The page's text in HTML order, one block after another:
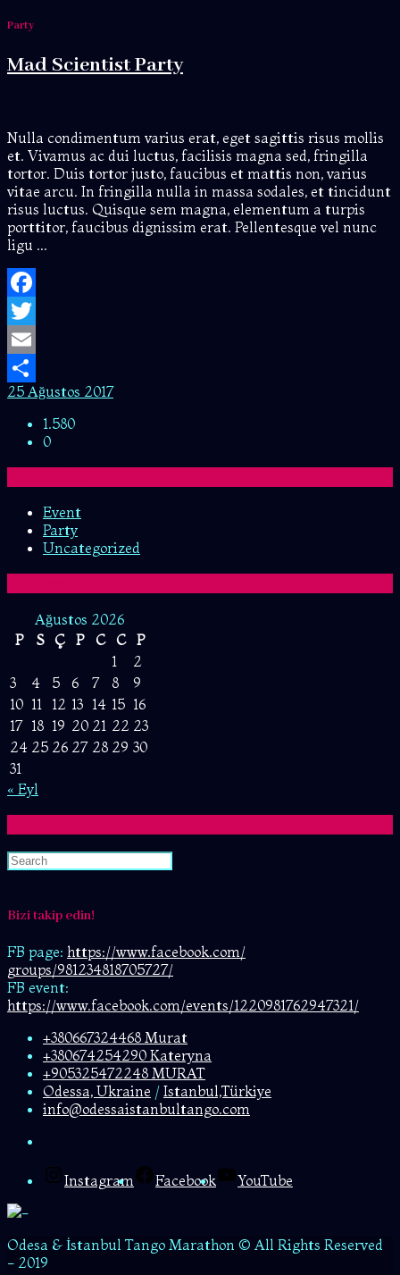
Party
Mad Scientist Party
Nulla condimentum varius erat, eget sagittis risus mollis
et. Vivamus ac dui luctus, facilisis magna sed, fringilla
tortor. Duis tortor justo, faucibus et mattis non, varius
vitae arcu. In fringilla nulla in massa sodales, et tincidunt
risus luctus. Quisque sem magna, elementum a turpis
porttitor, faucibus dignissim erat. Pellentesque vel nunc
ligu ...
Facebook
Twitter
Email
Share
25 Ağustos 2017
1.580
0
Event
Party
Uncategorized
Ağustos 2026
P
S Ç P C C
P
1
2
3
4 5 6 7 8
9
10 11 12 13 14 15 16
17 18 19 20 21 22 23
24 25 26 27 28 29 30
31
« Eyl
Bizi takip edin!
FB page: https://www.facebook.com/
groups/981234818705727/
FB event:
https://www.facebook.com/events/1220981762947321/
+380667324468 Murat
+380674254290 Kateryna
+905325472248 MURAT
Odessa, Ukraine / Istanbul,Türkiye
info@odessaistanbultango.com
Instagram Facebook YouTube
Odesa & İstanbul Tango Marathon © All Rights Reserved
- 2019